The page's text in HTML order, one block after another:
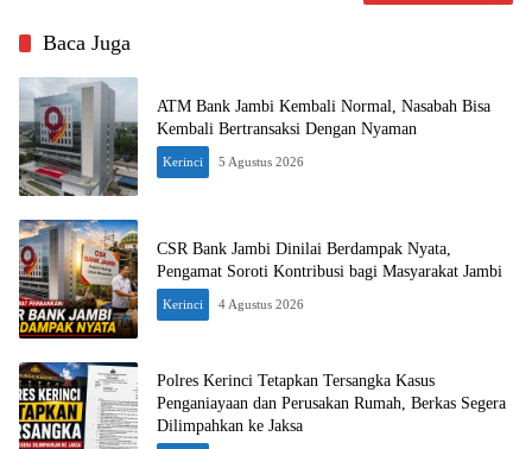
Baca Juga
ATM Bank Jambi Kembali Normal, Nasabah Bisa
Kembali Bertransaksi Dengan Nyaman
Kerinci 5 Agustus 2026
CSR Bank Jambi Dinilai Berdampak Nyata,
Pengamat Soroti Kontribusi bagi Masyarakat Jambi
Kerinci 4 Agustus 2026
Polres Kerinci Tetapkan Tersangka Kasus
Penganiayaan dan Perusakan Rumah, Berkas Segera
Dilimpahkan ke Jaksa